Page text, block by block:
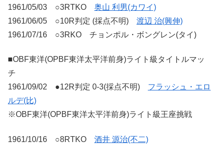
1961/05/03 ○3RTKO 奥山 利男(カワイ)
1961/06/05 ○10R判定 (採点不明) 渡辺 治(興伸)
1961/07/16 ○3RKO チョンポル・ボングレン(タイ)
■OBF東洋(OPBF東洋太平洋前身)ライト級タイトルマッ
チ
1961/09/02 ●12R判定 0-3(採点不明) フラッシュ・エロ
ルデ(比)
※OBF東洋(OPBF東洋太平洋前身)ライト級王座挑戦
1961/10/16 ○8RTKO 酒井 源治(不二)